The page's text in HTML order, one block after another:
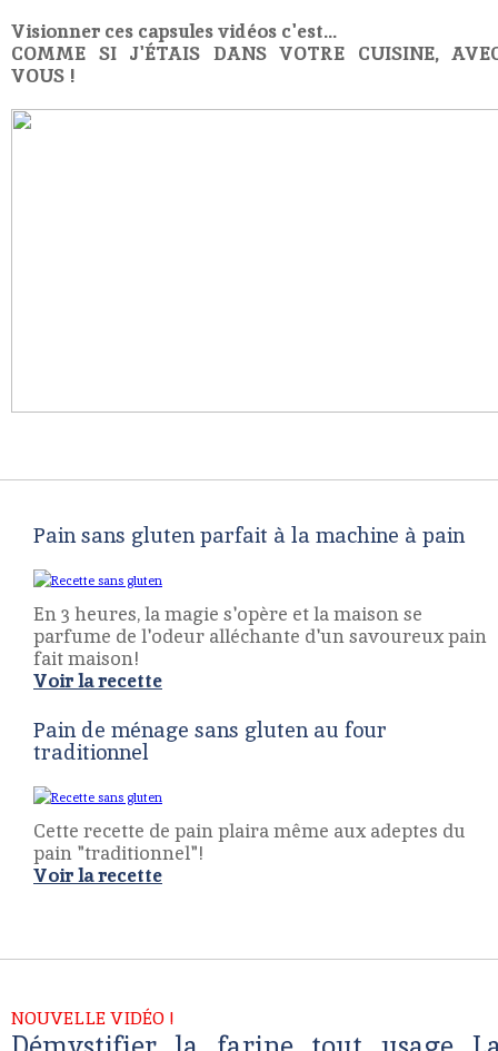
Visionner ces capsules vidéos c'est...
COMME SI J'ÉTAIS DANS VOTRE CUISINE,
VOUS !
Pain sans gluten parfait à la machine à pain
En 3 heures, la magie s'opère et la maison se
parfume de l'odeur alléchante d'un savoureux pain
fait maison!
Voir la recette
Pain de ménage sans gluten au four
traditionnel
Cette recette de pain plaira même aux adeptes du
pain "traditionnel"!
Voir la recette
NOUVELLE VIDÉO !